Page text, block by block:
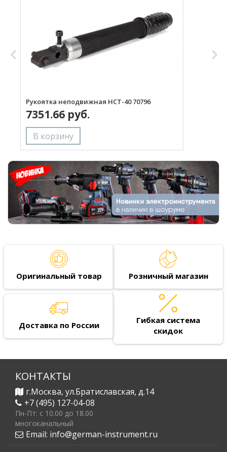
Рукоятка неподвижная НСТ-40 70796
7351.66 руб.
Оригинальный товар Розничный магазин
Доставка по России
Гибкая система
скидок
КОНТАКТЫ
г.Москва, ул.Братиславская, д.14
+7 (495) 127-04-08
Пн-Пт: c 10.00 до 18.00
многоканальный
Email: info@german-instrument.ru